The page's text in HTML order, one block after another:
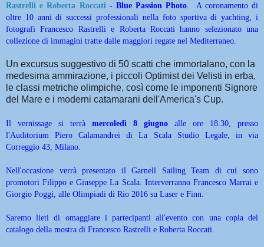
Rastrelli e Roberta Roccati - Blue Passion Photo . A coronamento di
oltre 10 anni di successi professionali nella foto sportiva di yachting, i
fotografi Francesco Rastrelli e Roberta Roccati hanno selezionato una
collezione di immagini tratte dalle maggiori regate nel Mediterraneo.
Un excursus suggestivo di 50 scatti che immortalano, con la
medesima ammirazione, i piccoli Optimist dei Velisti in erba,
le classi metriche olimpiche, così come le imponenti Signore
del Mare e i moderni catamarani dell'America's Cup.
Il vernissage si terrà mercoledì 8 giugno alle ore 18.30, presso
l'Auditorium Piero Calamandrei di La Scala Studio Legale, in via
Correggio 43, Milano.
Nell'occasione verrà presentato il Garnell Sailing Team di cui sono
promotori Filippo e Giuseppe La Scala. Interverranno Francesco Marrai e
Giorgio Poggi, alle Olimpiadi di Rio 2016 su Laser e Finn.
Saremo lieti di omaggiare i partecipanti all'evento con una copia del
catalogo della mostra di Francesco Rastrelli e Roberta Roccati.